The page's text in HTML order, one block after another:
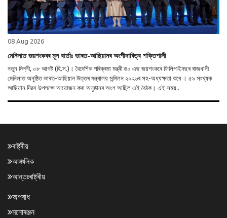
08 Aug 2026
মেনিলাত জয়শংকৰৰ মূল বাৰ্তাঃ ভাৰত-আছিয়ানৰ অংশীদাৰিত্ব শক্তিশালী
নতুন দিল্লী, ০৮ আগষ্ট (হি.স.)। বৈদেশিক পৰিক্ৰমা মন্ত্ৰী ড০ এছ জয়শংকৰে ফিলিপাইনছৰ ৰাজধানী
মেনিলাত অনুষ্ঠিত ভাৰত-আছিয়ান উত্তৰ মন্ত্ৰালয় সন্মিলন ২০২৬ৰ সহ-অধ্যক্ষতা কৰে । ৫৯ সংখ্যক
আছিয়ান দিৱস উপলক্ষে আয়োজন কৰা অনুষ্ঠানৰ অংশ আছিল এই বৈঠক। এই সময়..
ৰাষ্ট্ৰীয়
আঞ্চলিক
আন্তঃৰাষ্ট্ৰীয়
অপৰাধ
মনোৰঞ্জন